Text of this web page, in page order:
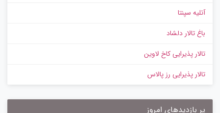
آتلیه سپنتا
باغ تالار دلشاد
تالار پذیرایی کاخ لاوین
تالار پذیرایی رز پالاس
پر بازدیدهای امروز